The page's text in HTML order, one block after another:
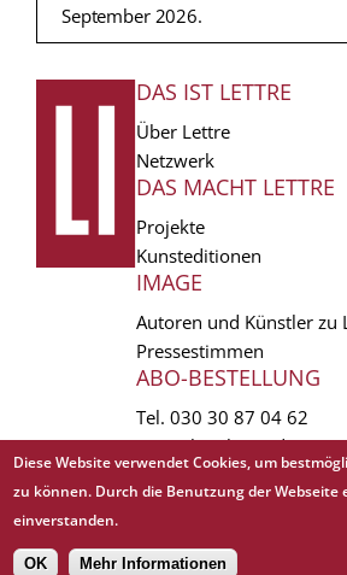
September 2026.
FUSSZEILE
DAS IST LETTRE
Über Lettre
Netzwerk
DAS MACHT LETTRE
Projekte
Kunsteditionen
IMAGE
Autoren und Künstler zu
Pressestimmen
ABO-BESTELLUNG
Tel. 030 30 87 04 62
vertrieb(at)lettre.de
Copyright © 1988 - 2026 Lettre International.
EXTRA
𝗳
Diese Website verwendet Cookies, um
zu können. Durch die Benutzung der Webseite
einverstanden.
OK Mehr Informationen